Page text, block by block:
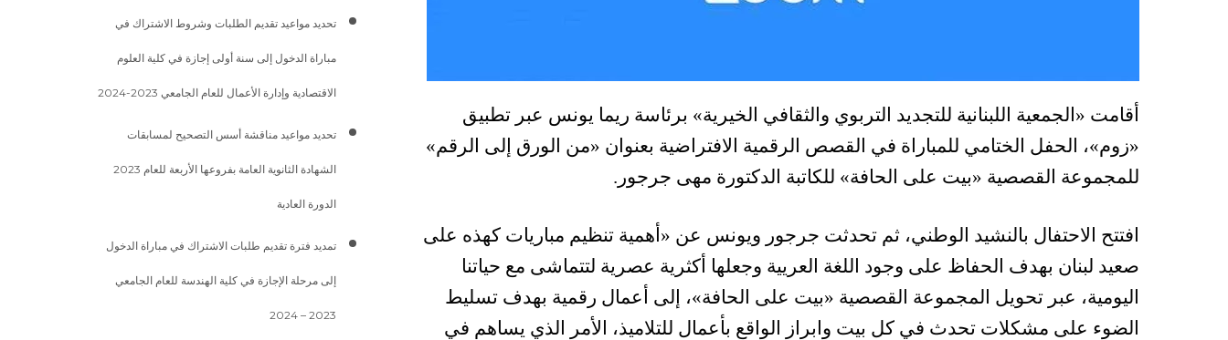
أقامت «الجمعية اللبنانية للتجديد التربوي والثقافي الخيرية» برئاسة ريما يونس عبر تطبيق
«زوم»، الحفل الختامي للمباراة في القصص الرقمية الافتراضية بعنوان «من الورق إلى الرقم»
للمجموعة القصصية «بيت على الحافة» للكاتبة الدكتورة مهى جرجور.
افتتح الاحتفال بالنشيد الوطني، ثم تحدثت جرجور ويونس عن «أهمية تنظيم مباريات كهذه على
صعيد لبنان بهدف الحفاظ على وجود اللغة العريية وجعلها أكثرية عصرية لتتماشى مع حياتنا
اليومية، عبر تحويل المجموعة القصصية «بيت على الحافة»، إلى أعمال رقمية بهدف تسليط
الضوء على مشكلات تحدث في كل بيت وابراز الواقع بأعمال للتلاميذ، الأمر الذي يساهم في
تحديد مواعيد تقديم الطلبات وشروط الاشتراك في
مباراة الدخول إلى سنة أولى إجازة في كلية العلوم
الاقتصادية وإدارة الأعمال للعام الجامعي 2023-2024
تحديد مواعيد مناقشة أسس التصحيح لمسابقات
الشهادة الثانوية العامة بفروعها الأربعة للعام 2023
الدورة العادية
تمديد فترة تقديم طلبات الاشتراك في مباراة الدخول
إلى مرحلة الإجازة في كلية الهندسة للعام الجامعي
2023 – 2024